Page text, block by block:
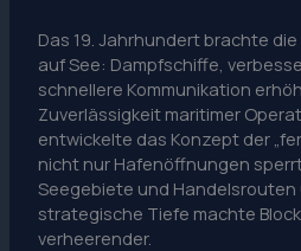
Das 19. Jahrhundert brachte
auf See: Dampfschiffe,
schnellere Kommunikation
Zuverlässigkeit maritimer
entwickelte das Konzept der
nicht nur Hafenöffnungen
Seegebiete und Handelsrouten
strategische Tiefe machte
verheerender.